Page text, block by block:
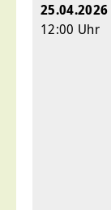
25.04.2026
12:00 Uhr